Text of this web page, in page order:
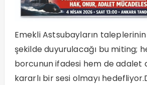
Emekli Astsubayların
şekilde duyurulacağı bu miting;
borcunun ifadesi hem de adalet
kararlı bir sesi olmayı